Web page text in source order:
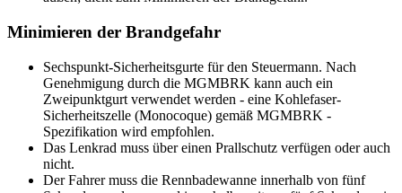
Minimieren der Brandgefahr
Sechspunkt-Sicherheitsgurte für den Steuermann. Nach
Genehmigung durch die MGMBRK kann auch ein
Zweipunktgurt verwendet werden - eine Kohlefaser-
Sicherheitszelle (Monocoque) gemäß MGMBRK -
Spezifikation wird empfohlen.
Das Lenkrad muss über einen Prallschutz verfügen oder auch
nicht.
Der Fahrer muss die Rennbadewanne innerhalb von fünf